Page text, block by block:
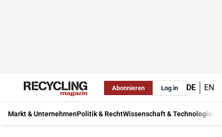
Abonnieren Log in DE EN
Markt & UnternehmenPolitik & RechtWissenschaft & Technologie